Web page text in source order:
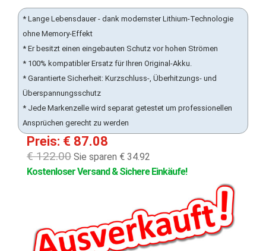
* Lange Lebensdauer - dank modernster Lithium-Technologie
ohne Memory-Effekt
* Er besitzt einen eingebauten Schutz vor hohen Strömen
* 100% kompatibler Ersatz für Ihren Original-Akku.
* Garantierte Sicherheit: Kurzschluss-, Überhitzungs- und
Überspannungsschutz
* Jede Markenzelle wird separat getestet um professionellen
Ansprüchen gerecht zu werden
Preis: € 87.08
€ 122.00 Sie sparen € 34.92
Kostenloser Versand & Sichere Einkäufe!